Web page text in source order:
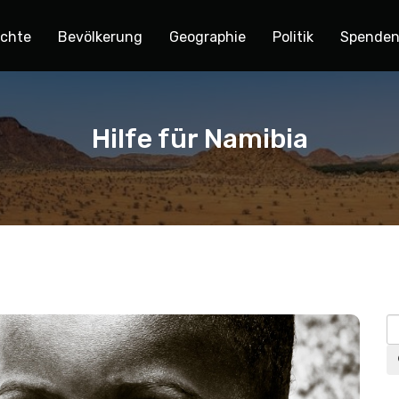
Bevölkerung Geographie Politik Spenden
Hilfe für Namibia